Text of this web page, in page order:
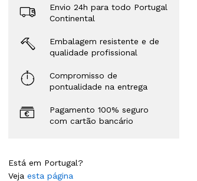
Envio 24h para todo Portugal
Continental
Embalagem resistente e de
qualidade profissional
Compromisso de
pontualidade na entrega
Pagamento 100% seguro
com cartão bancário
Está em Portugal?
Veja esta página